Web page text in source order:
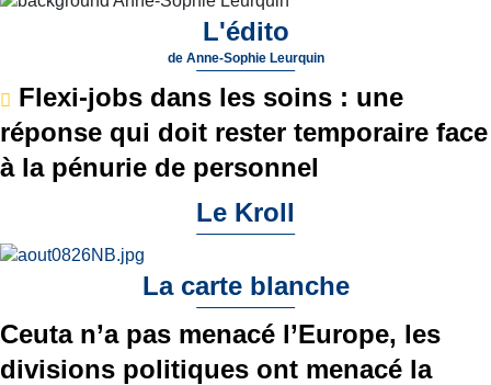
L'édito
de Anne-Sophie Leurquin
Flexi-jobs dans les soins : une
réponse qui doit rester temporaire face
à la pénurie de personnel
Le Kroll
La carte blanche
Ceuta n’a pas menacé l’Europe, les
divisions politiques ont menacé la